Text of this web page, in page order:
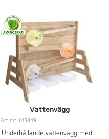
Vattenvägg
Art.nr: 143849
Underhållande vattenvägg med